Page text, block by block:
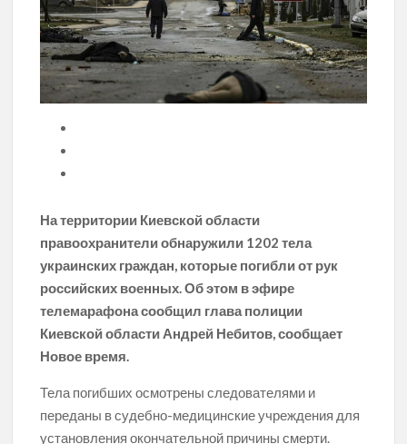
На территории Киевской области
правоохранители обнаружили 1202 тела
украинских граждан, которые погибли от рук
российских военных. Об этом в эфире
телемарафона сообщил глава полиции
Киевской области Андрей Небитов, сообщает
Новое время.
Тела погибших осмотрены следователями и
переданы в судебно-медицинские учреждения для
установления окончательной причины смерти.